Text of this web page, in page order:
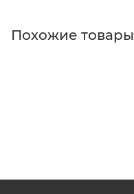
Похожие товары